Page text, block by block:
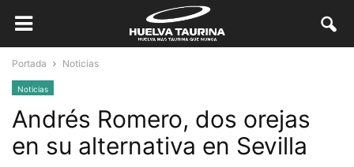
Portada Noticias
Noticias
Andrés Romero, dos orejas
en su alternativa en Sevilla